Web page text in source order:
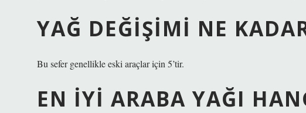
YAĞ DEĞIŞIMI NE
Bu sefer genellikle eski araçlar için 5’tir.
EN IYI ARABA YAĞI